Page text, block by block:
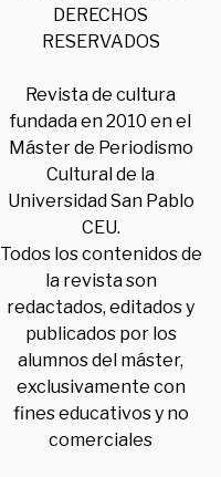
DERECHOS
RESERVADOS
Revista de cultura
fundada en 2010 en el
Máster de Periodismo
Cultural de la
Universidad San Pablo
CEU.
Todos los contenidos de
la revista son
redactados, editados y
publicados por los
alumnos del máster,
exclusivamente con
fines educativos y no
comerciales